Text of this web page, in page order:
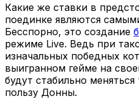
Какие же ставки в
поединке являются
Бесспорно, это создание
режиме Live. Ведь при
изначальных победных
выигранном гейме на
будут стабильно
пользу Донны.